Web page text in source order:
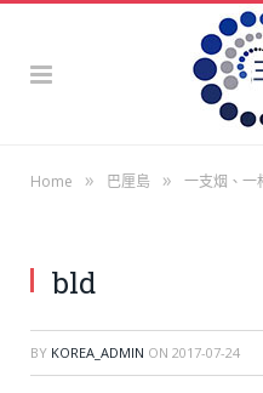
Home » 巴厘島 » 一支烟、一
bld
BY KOREA_ADMIN ON 2017-07-24